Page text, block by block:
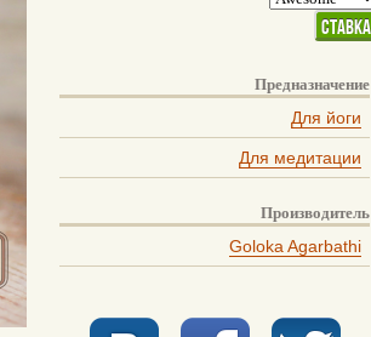
Предназначение
Для йоги
Для медитации
Производитель
Goloka Agarbathi